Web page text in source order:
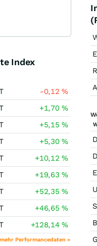
Index
-0,12%
+1,70%
+5,15%
+5,30%
+10,12%
+19,63%
+52,35%
+46,65%
+128,14%
mehr Performancedaten »